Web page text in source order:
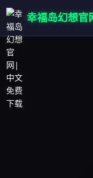
幸福岛幻想